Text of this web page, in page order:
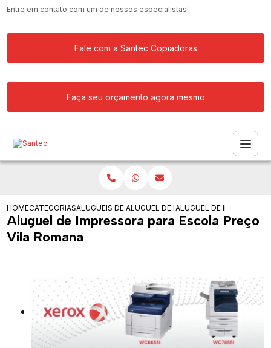
Entre em contato com um de nossos especialistas!
Fale com a Santec Copiadoras
Faça seu orçamento agora mesmo
HOMECATEGORIASALUGUEIS DE IMPRESSORAS
ALUGUEL DE IMPRESSORA
ALUGUEL DE
Aluguel de Impressora para Escola Preço
Vila Romana